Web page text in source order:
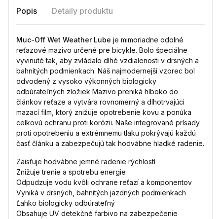
Popis Detaily produktu
Muc-Off Wet Weather Lube je mimoriadne odolné
reťazové mazivo určené pre bicykle. Bolo špeciálne
vyvinuté tak, aby zvládalo dlhé vzdialenosti v drsných a
bahnitých podmienkach. Náš najmodernejší vzorec bol
odvodený z vysoko výkonných biologicky
odbúrateľných zložiek Mazivo preniká hlboko do
článkov reťaze a vytvára rovnomerný a dlhotrvajúci
mazací film, ktorý znižuje opotrebenie kovu a ponúka
celkovú ochranu proti korózii. Naše integrované prísady
proti opotrebeniu a extrémnemu tlaku pokrývajú každú
časť článku a zabezpečujú tak hodvábne hladké radenie.
Zaisťuje hodvábne jemné radenie rýchlostí
Znižuje trenie a spotrebu energie
Odpudzuje vodu kvôli ochrane reťazí a komponentov
Vyniká v drsných, bahnitých jazdných podmienkach
Ľahko biologicky odbúrateľný
Obsahuje UV detekčné farbivo na zabezpečenie